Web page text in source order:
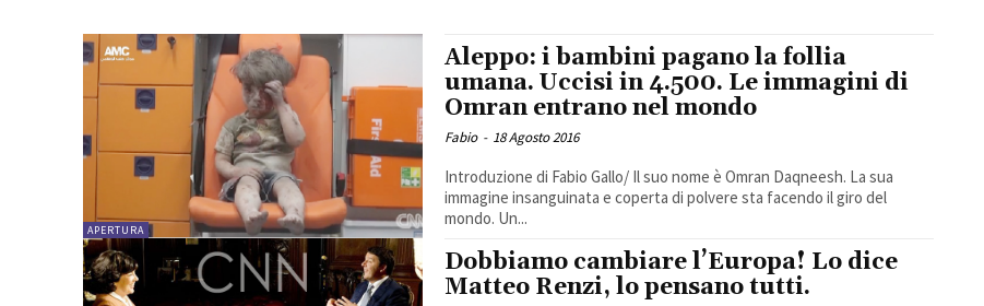
APERTURA
Aleppo: i bambini pagano la follia
umana. Uccisi in 4.500. Le immagini di
Omran entrano nel mondo
Fabio - 18 Agosto 2016
Introduzione di Fabio Gallo/ Il suo nome è Omran Daqneesh. La sua
immagine insanguinata e coperta di polvere sta facendo il giro del
mondo. Un...
Dobbiamo cambiare l’Europa! Lo dice
Matteo Renzi, lo pensano tutti.